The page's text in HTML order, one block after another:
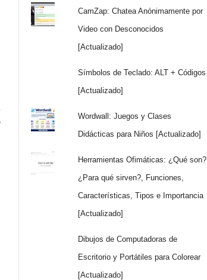
CamZap: Chatea Anónimamente por
Video con Desconocidos
[Actualizado]
Símbolos de Teclado: ALT + Códigos
[Actualizado]
Wordwall: Juegos y Clases
Didácticas para Niños [Actualizado]
Herramientas Ofimáticas: ¿Qué son?,
¿Para qué sirven?, Funciones,
Características, Tipos e Importancia
[Actualizado]
Dibujos de Computadoras de
Escritorio y Portátiles para Colorear
[Actualizado]